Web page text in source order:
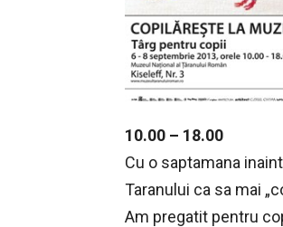
10.00 – 18.00
Cu o saptamana
Taranului ca sa mai
Am pregatit pentru